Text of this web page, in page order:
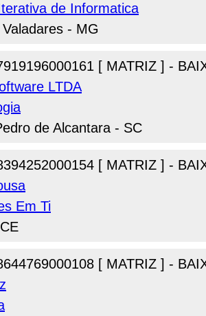
de Informatica
- MG
[ MATRIZ ] -
LTDA
de Alcantara - SC
[ MATRIZ ] -
Em Ti
[ MATRIZ ] -